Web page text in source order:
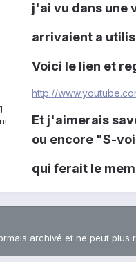
j'ai vu dans une
arrivaient a
Voici le lien et
http://
Et j'aimerais
ou encore "S-
qui ferait le
archivé et ne peut plus